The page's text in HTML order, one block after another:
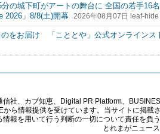
の城下町がアートの舞台に 全国の若手16
2026」8/8(土)開幕
2026年08月07日 leaf-hide
をお届け 「こととや」公式オンラインス
信社、カブ知恵、Digital PR Platform、
から情報提供を受けています。当サイトに掲
報を用いて行う判断の一切について責任を負
とれまがニュー